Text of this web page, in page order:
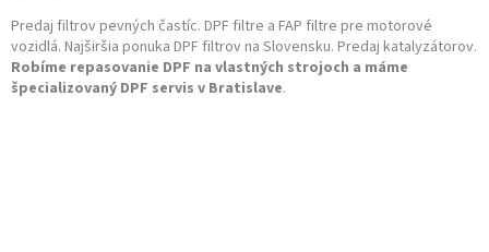
r
v
k
y
v
Predaj filtrov pevných častíc. DPF filtre a FAP filtre pre motorové
vozidlá. Najširšia ponuka DPF filtrov na Slovensku. Predaj katalyzátorov.
Robíme repasovanie DPF na vlastných strojoch a máme
špecializovaný DPF servis v Bratislave.